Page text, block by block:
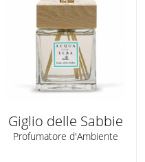
Giglio delle Sabbie
Profumatore d'Ambiente